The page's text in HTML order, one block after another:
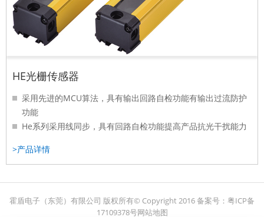
HE光栅传感器
采用先进的MCU算法，具有输出回路自检功能有输出过流防护
功能
He系列采用线同步，具有回路自检功能提高产品抗光干扰能力
输出方式有晶体管和继电器输出可选择
...
>产品详情
霍盾电子（东莞）有限公司 版权所有© Copyright 2016备案号： 粤ICP备
17109378号网站地图